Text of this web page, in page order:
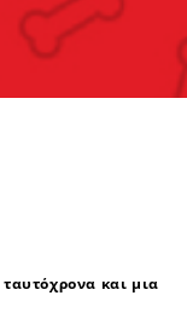
και μια